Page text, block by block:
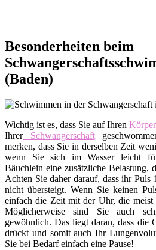
Besonderheiten beim
(Baden)
Wichtig ist es, dass Sie auf Ihren Körper
IhrerSchwangerschaft
merken, dass Sie in derselben Zeit
wenn Sie sich im Wasser leicht
Bäuchlein eine zusätzliche Belastung,
Achten Sie daher darauf, dass ihr
nicht übersteigt. Wenn Sie keinen
einfach die Zeit mit der Uhr, die meist
Möglicherweise sind Sie auch
gewöhnlich. Das liegt daran, dass die
drückt und somit auch Ihr
Sie bei Bedarf einfach eine Pause!